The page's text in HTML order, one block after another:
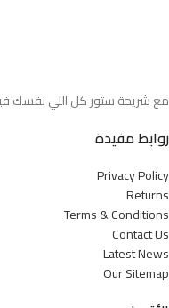
مع شريحة ستور كل اللي نفسك
روابط مفيدة
Privacy Policy
Returns
Terms & Conditions
Contact Us
Latest News
Our Sitemap